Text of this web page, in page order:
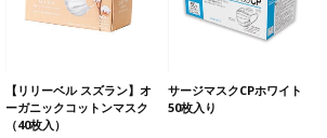
【リリーベル スズラン】オ
ーガニックコットンマスク
（40枚入）
サージマスクCPホワイト
50枚入り